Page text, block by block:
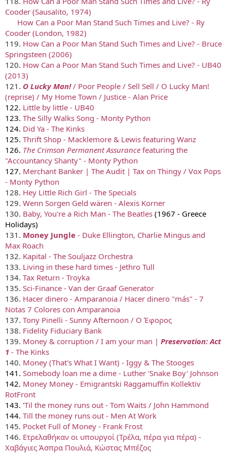
Cooder (Sausalito, 1974)
How Can a Poor Man Stand Such Times and Live? - Ry
Cooder (London, 1982)
119. How Can a Poor Man Stand Such Times and Live? - Bruce
Springsteen (2006)
120. How Can a Poor Man Stand Such Times and Live? - UB40
(2013)
121. O Lucky Man!/ Poor People / Sell Sell / O Lucky Man!
(reprise) / My Home Town / Justice - Alan Price
122. Little by little - UB40
123. The Silly Walks Song - Monty Python
124. Did Ya - The Kinks
125. Thrift Shop - Macklemore & Lewis featuring Wanz
126. The Crimson Permanent Assurance featuring the
"Accountancy Shanty" - Monty Python
127. Merchant Banker | The Audit | Tax on Thingy / Vox Pops
- Monty Python
128. Hey Little Rich Girl - The Specials
129. Wenn Sorgen Geld wären - Alexis Korner
130. Baby, You're a Rich Man - The Beatles (1967 - Greece
Holidays)
131. Money Jungle - Duke Ellington, Charlie Mingus and
Max Roach
132. Kapital - The Souljazz Orchestra
133. Living in these hard times - Jethro Tull
134. Tax Return - Troyka
135. Sci-Finance - Van der Graaf Generator
136. Hacer dinero - Amparanoia / Hacer dinero "más" - 7
Notas 7 Colores con Amparanoia
137. Tony Pinelli - Sunny Afternoon / Ο Έφορος
138. Fidelity Fiduciary Bank
139. Money & corruption / I am your man | Preservation: Act
1 - The Kinks
140. Money (That's What I Want) - Iggy & The Stooges
141. Somebody loan me a dime - Luther 'Snake Boy' Johnson
142. Money Money - Emigrantski Raggamuffin Kollektiv
RotFront
143. 'Til the money runs out - Tom Waits / John Hammond
144. Till the money runs out - Men At Work
145. Pocket Full of Money - Frank Frost
146. Ετρελαθήκαν οι υπουργοί (Τρέλα, πέρα για πέρα) -
Χαβάγιες Άσπρα Πουλιά, Κώστας Μπέζος